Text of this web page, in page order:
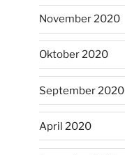
November 2020
Oktober 2020
September 2020
April 2020